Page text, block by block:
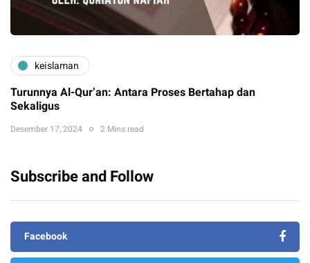
keislaman
Turunnya Al-Qur’an: Antara Proses Bertahap dan
Sekaligus
Desember 17, 2024 2 Mins read
Subscribe and Follow
Facebook